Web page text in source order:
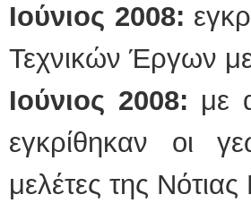
Ιούνιος 2008:
Τεχνικών Έργων
Ιούνιος 2008: με
εγκρίθηκαν οι
μελέτες της